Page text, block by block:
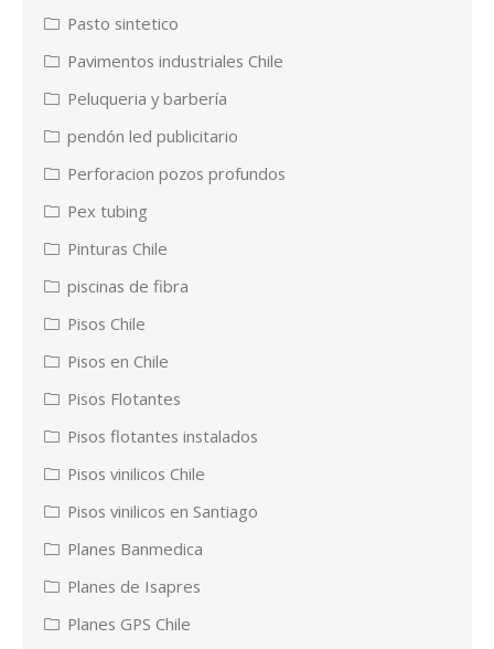
Pasto sintetico
Pavimentos industriales Chile
Peluqueria y barbería
pendón led publicitario
Perforacion pozos profundos
Pex tubing
Pinturas Chile
piscinas de fibra
Pisos Chile
Pisos en Chile
Pisos Flotantes
Pisos flotantes instalados
Pisos vinilicos Chile
Pisos vinilicos en Santiago
Planes Banmedica
Planes de Isapres
Planes GPS Chile